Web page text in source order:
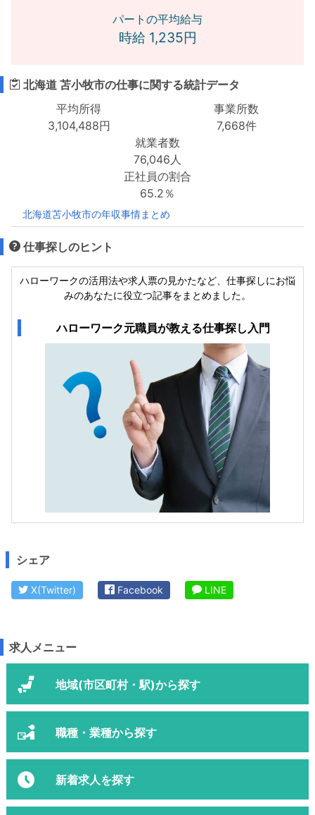
パートの平均給与
時給 1,235円
北海道 苫小牧市の仕事に関する統計データ
平均所得
3,104,488円
事業所数
7,668件
就業者数
76,046人
正社員の割合
65.2％
北海道苫小牧市の年収事情まとめ
仕事探しのヒント
ハローワークの活用法や求人票の見かたなど、仕事探しにお悩
みのあなたに役立つ記事をまとめました。
ハローワーク元職員が教える仕事探し入門
シェア
X(Twitter) Facebook LINE
求人メニュー
地域(市区町村・駅)から探す
職種・業種から探す
新着求人を探す